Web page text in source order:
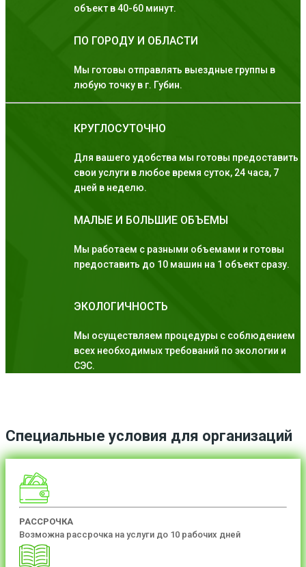
объект в 40-60 минут.
ПО ГОРОДУ И ОБЛАСТИ
Мы готовы отправлять выездные группы в
любую точку в г. Губин.
КРУГЛОСУТОЧНО
Для вашего удобства мы готовы предоставить
свои услуги в любое время суток, 24 часа, 7
дней в неделю.
МАЛЫЕ И БОЛЬШИЕ ОБЪЕМЫ
Мы работаем с разными объемами и готовы
предоставить до 10 машин на 1 объект сразу.
ЭКОЛОГИЧНОСТЬ
Мы осуществляем процедуры с соблюдением
всех необходимых требований по экологии и
СЭС.
Специальные условия для организаций
РАССРОЧКА
Возможна рассрочка на услуги до 10 рабочих дней